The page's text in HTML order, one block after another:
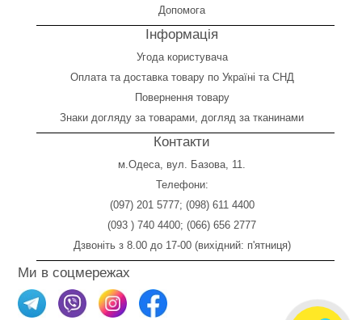
Допомога
Інформація
Угода користувача
Оплата та доставка товару по Україні та СНД
Повернення товару
Знаки догляду за товарами, догляд за тканинами
Контакти
м.Одеса, вул. Базова, 11.
Телефони:
(097) 201 5777; (098) 611 4400
(093 ) 740 4400; (066) 656 2777
Дзвоніть з 8.00 до 17-00 (вихідний: п'ятниця)
Ми в соцмережах